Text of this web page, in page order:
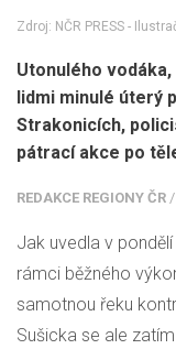
Zdroj: NČR PRESS -
Utonulého
lidmi minulé úterý
Strakonicích,
pátrací akce po
REDAKCE REGIONY ČR /
Jak uvedla v
rámci běžného
samotnou řeku
Sušicka se ale